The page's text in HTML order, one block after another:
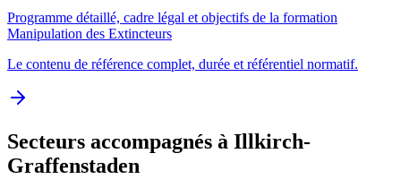
Programme détaillé, cadre légal et objectifs de la formation
Manipulation des Extincteurs
Le contenu de référence complet, durée et référentiel normatif.
Secteurs accompagnés à Illkirch-
Graffenstaden